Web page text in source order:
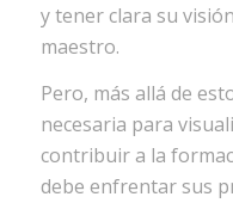
y tener clara su
maestro.
Pero, más allá de
necesaria para
contribuir a la
debe enfrentar sus